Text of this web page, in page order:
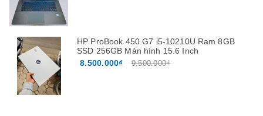
HP ProBook 450 G7 i5-10210U Ram 8GB
SSD 256GB Màn hình 15.6 Inch
8.500.000₫
9.500.000₫